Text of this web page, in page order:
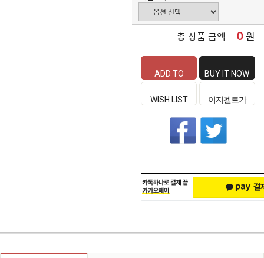
총 상품 금액 0원
ADD TO
CART
BUY IT NOW
WISH LIST 이지펠트가
좋은 이유